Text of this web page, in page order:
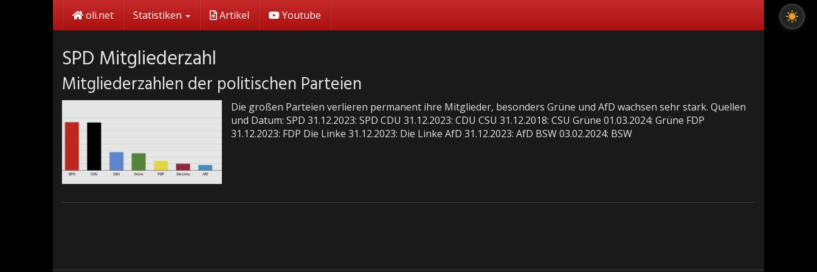
oli.net Statistiken Artikel Youtube
SPD Mitgliederzahl
Mitgliederzahlen der politischen Parteien
Die großen Parteien verlieren permanent ihre Mitglieder, besonders Grüne und AfD wachsen sehr stark. Quellen
und Datum: SPD 31.12.2023: SPD CDU 31.12.2023: CDU CSU 31.12.2018: CSU Grüne 01.03.2024: Grüne FDP
31.12.2023: FDP Die Linke 31.12.2023: Die Linke AfD 31.12.2023: AfD BSW 03.02.2024: BSW